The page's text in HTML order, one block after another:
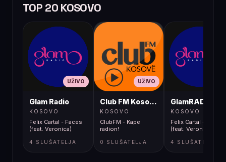
TOP 20 KOSOVO
UŽIVO
Glam Radio
KOSOVO
Felix Cartal - Faces
(feat. Veronica)
4 SLUŠATELJA
UŽIVO
Club FM Kosovë
KOSOVO
ClubFM - Kape
radion!
0 SLUŠATELJA
GlamRADIO
KOSOVO
Felix Cartal - Faces
(feat. Veronica)
4 SLUŠATELJA